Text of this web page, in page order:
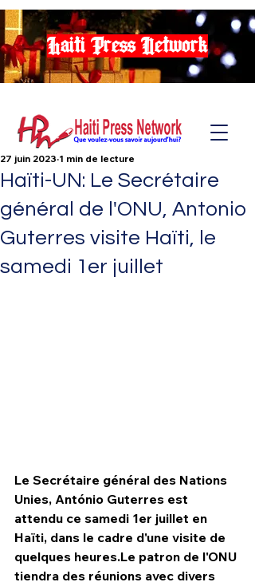
Haiti Press Network
Haïti-UN: Le Secrétaire
général de l'ONU, Antonio
Guterres visite Haïti, le
samedi 1er juillet
27 juin 2023 1 min de lecture
Le Secrétaire général des Nations
Unies, António Guterres est
attendu ce samedi 1er juillet en
Haïti, dans le cadre d'une visite de
quelques heures.Le patron de l'ONU
tiendra des réunions avec divers